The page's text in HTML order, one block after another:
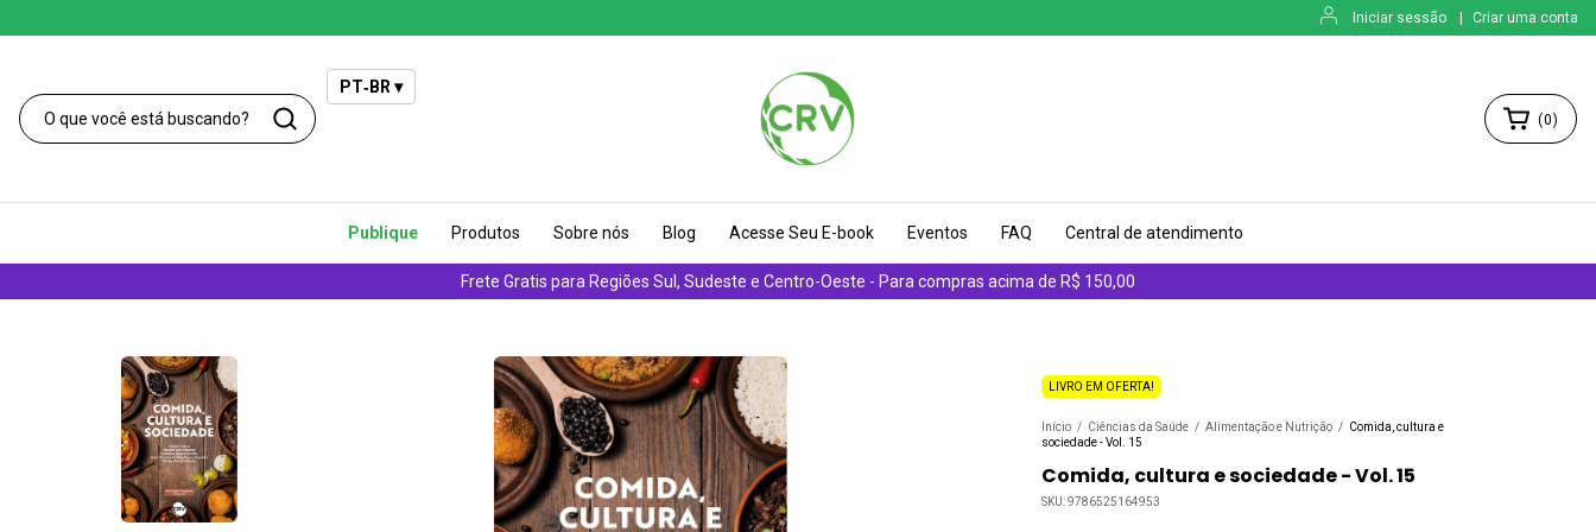
Iniciar sessão Criar uma conta
Frete Gratis para Regiões Sul, Sudeste e Centro-Oeste - Para compras acima de R$ 150,00
(0)
Publique Produtos Sobre nós Blog Acesse Seu E-book Eventos FAQ Central de atendimento
PT‑BR ▾
LIVRO EM OFERTA!
Início / Ciências da Saúde / Alimentação e Nutrição / Comida, cultura e
sociedade - Vol. 15
Comida, cultura e sociedade - Vol. 15
SKU:9786525164953